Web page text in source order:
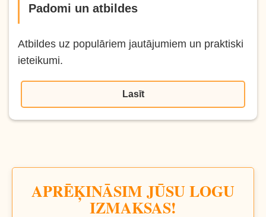
Padomi un atbildes
Atbildes uz populāriem jautājumiem un praktiski
ieteikumi.
Lasīt
APRĒĶINĀSIM JŪSU LOGU
IZMAKSAS!